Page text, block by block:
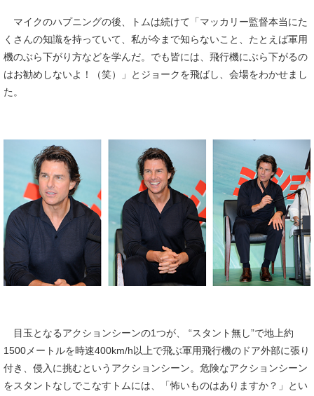
マイクのハプニングの後、トムは続けて「マッカリー監督本当にた
くさんの知識を持っていて、私が今まで知らないこと、たとえば軍用
機のぶら下がり方などを学んだ。でも皆には、飛行機にぶら下がるの
はお勧めしないよ！（笑）」とジョークを飛ばし、会場をわかせまし
た。
目玉となるアクションシーンの1つが、 “スタント無し”で地上約
1500メートルを時速400km/h以上で飛ぶ軍用飛行機のドア外部に張り
付き、侵入に挑むというアクションシーン。危険なアクションシーン
をスタントなしでこなすトムには、「怖いものはありますか？」とい